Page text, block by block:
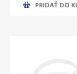
PRIDAŤ DO